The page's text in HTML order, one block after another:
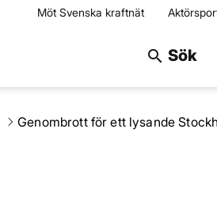
Möt Svenska kraftnät
search Sök
Genombrott för ett lysande